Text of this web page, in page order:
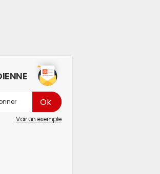
Voir un exemple